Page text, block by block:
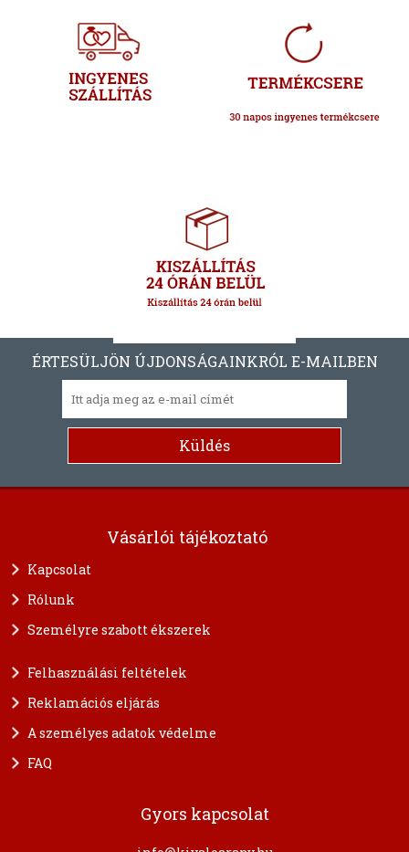
ÉRTESÜLJÖN ÚJDONSÁGAINKRÓL E-MAILBEN
Vásárlói tájékoztató
Kapcsolat
Rólunk
Személyre szabott ékszerek
Felhasználási feltételek
Reklamációs eljárás
A személyes adatok védelme
FAQ
Gyors kapcsolat